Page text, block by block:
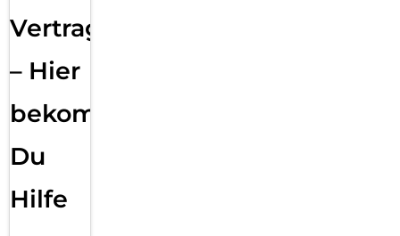
Vertragsabwicklung
– Hier
bekommst
Du
Hilfe